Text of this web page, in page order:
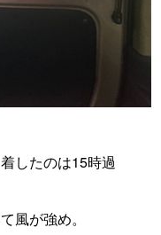
したのは15時過
風が強め。